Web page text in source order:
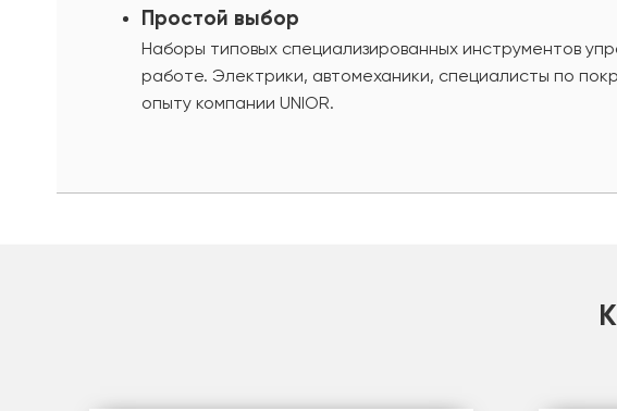
Простой выбор
Наборы типовых специализированных инструментов
работе. Электрики, автомеханики, специалисты по
опыту компании UNIOR.